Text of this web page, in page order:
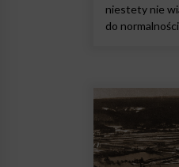
niestety nie
do